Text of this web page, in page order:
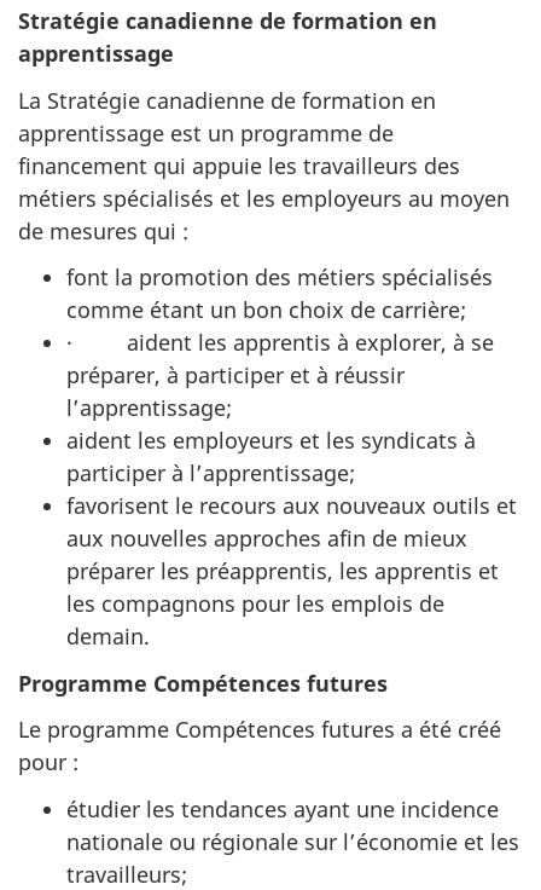
Stratégie canadienne de formation en
apprentissage
La Stratégie canadienne de formation en
apprentissage est un programme de
financement qui appuie les travailleurs des
métiers spécialisés et les employeurs au moyen
de mesures qui :
font la promotion des métiers spécialisés
comme étant un bon choix de carrière;
· aident les apprentis à explorer, à se
préparer, à participer et à réussir
l’apprentissage;
aident les employeurs et les syndicats à
participer à l’apprentissage;
favorisent le recours aux nouveaux outils et
aux nouvelles approches afin de mieux
préparer les préapprentis, les apprentis et
les compagnons pour les emplois de
demain.
Programme Compétences futures
Le programme Compétences futures a été créé
pour :
étudier les tendances ayant une incidence
nationale ou régionale sur l’économie et les
travailleurs;